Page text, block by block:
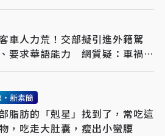
車人力荒！交部擬引進外籍駕
要求華語能力 網質疑：車禍發
處理
・新素簡
脂肪的「剋星」找到了，常吃這
，吃走大肚囊，瘦出小蠻腰